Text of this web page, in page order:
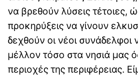
να βρεθούν λύσεις τέτοιες,
προκηρύξεις να γίνουν
δεχθούν οι νέοι συνάδελφοι
μέλλον τόσο στα νησιά μας
περιοχές της περιφέρειας.